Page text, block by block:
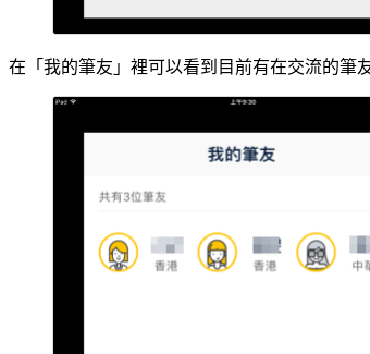
在「我的筆友」裡可以看到目前有在交流的筆